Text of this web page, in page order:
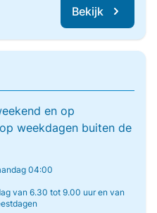
Bekijk
en op
weekdagen buiten de
04:00
van 6.30 tot 9.00 uur en van